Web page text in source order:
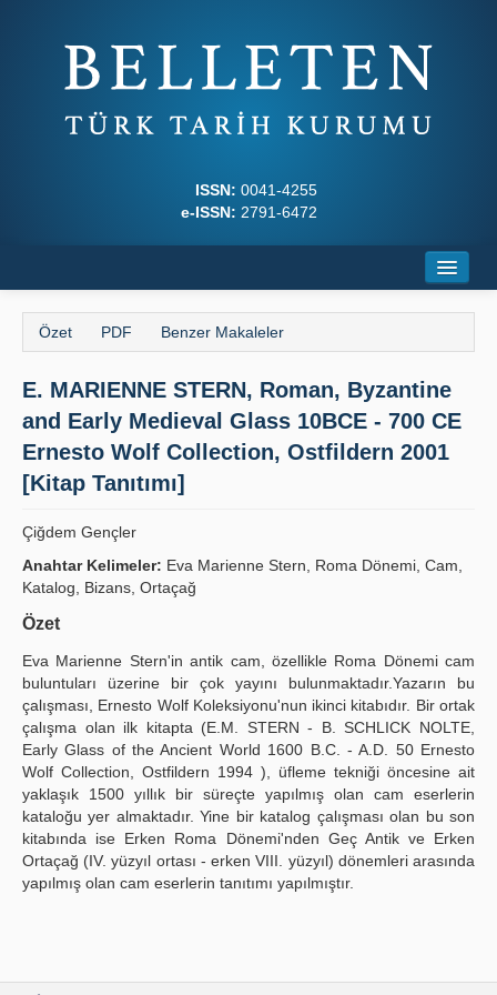
ISSN: 0041-4255
e-ISSN: 2791-6472
Hakkında
Dergi Kurulları
Yazım Kuralları
İlkeler
Yayın Politikaları
Kılavuzlar
İletişim
Özet PDF Benzer Makaleler
E. MARIENNE STERN, Roman, Byzantine
and Early Medieval Glass 10BCE - 700 CE
Ernesto Wolf Collection, Ostfildern 2001
[Kitap Tanıtımı]
Çiğdem Gençler
Anahtar Kelimeler: Eva Marienne Stern, Roma Dönemi, Cam,
Katalog, Bizans, Ortaçağ
Özet
Eva Marienne Stern'in antik cam, özellikle Roma Dönemi cam
buluntuları üzerine bir çok yayını bulunmaktadır.Yazarın bu
çalışması, Ernesto Wolf Koleksiyonu'nun ikinci kitabıdır. Bir ortak
çalışma olan ilk kitapta (E.M. STERN - B. SCHLICK NOLTE,
Early Glass of the Ancient World 1600 B.C. - A.D. 50 Ernesto
Wolf Collection, Ostfildern 1994 ), üfleme tekniği öncesine ait
yaklaşık 1500 yıllık bir süreçte yapılmış olan cam eserlerin
kataloğu yer almaktadır. Yine bir katalog çalışması olan bu son
kitabında ise Erken Roma Dönemi'nden Geç Antik ve Erken
Ortaçağ (IV. yüzyıl ortası - erken VIII. yüzyıl) dönemleri arasında
yapılmış olan cam eserlerin tanıtımı yapılmıştır.